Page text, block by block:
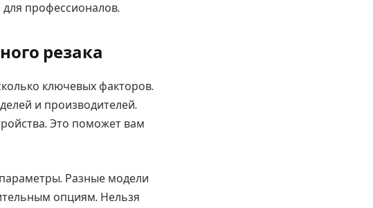
профессионалов.
резака
ключевых факторов.
и производителей.
Это поможет вам
Разные модели
опциям. Нельзя